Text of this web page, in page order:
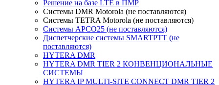
Решение на базе LTE в ПМР
Системы DMR Motorola (не поставляются)
Системы TETRA Motorola (не поставляются)
Системы APCO25 (не поставляются)
Диспетчерские системы SMARTPTT (не
поставляются)
HYTERA DMR
HYTERA DMR TIER 2 КОНВЕНЦИОНАЛЬНЫЕ
СИСТЕМЫ
HYTERA IP MULTI-SITE CONNECT DMR TIER 2